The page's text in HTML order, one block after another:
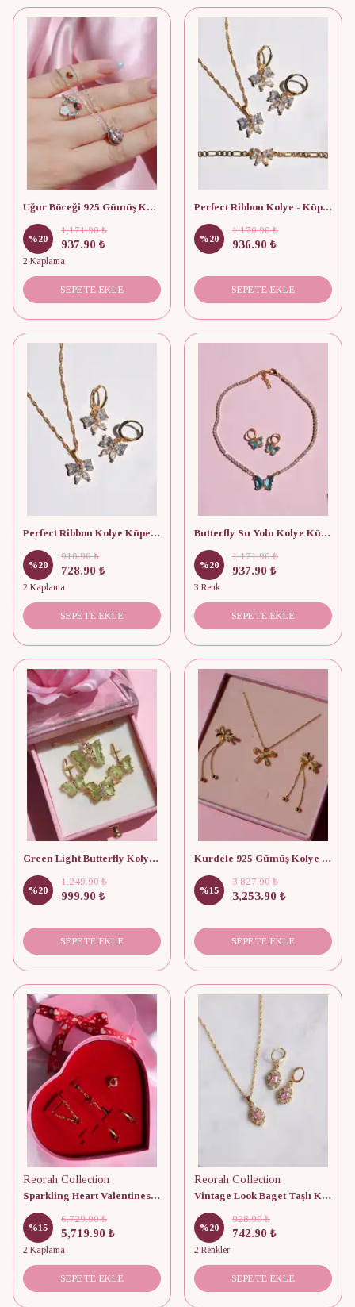
Uğur Böceği 925 Gümüş Kolye Yüzük Seti
%20
1,171.90 ₺
937.90 ₺
2 Kaplama
SEPETE EKLE
Perfect Ribbon Kolye - Küpe - Bileklik Seti
%20
1,170.90 ₺
936.90 ₺
SEPETE EKLE
Perfect Ribbon Kolye Küpe Seti
%20
910.90 ₺
728.90 ₺
2 Kaplama
SEPETE EKLE
Butterfly Su Yolu Kolye Küpe Seti
%20
1,171.90 ₺
937.90 ₺
3 Renk
SEPETE EKLE
Green Light Butterfly Kolye Küpe Yüzük Set
%20
1,249.90 ₺
999.90 ₺
SEPETE EKLE
Kurdele 925 Gümüş Kolye Küpe Seti
%15
3,827.90 ₺
3,253.90 ₺
SEPETE EKLE
Reorah Collection
Sparkling Heart Valentines Day Special Edition 925 Gümüş Takı Seti
%15
6,729.90 ₺
5,719.90 ₺
2 Kaplama
SEPETE EKLE
Reorah Collection
Vintage Look Baget Taşlı Kolye Küpe Seti
%20
928.90 ₺
742.90 ₺
2 Renkler
SEPETE EKLE